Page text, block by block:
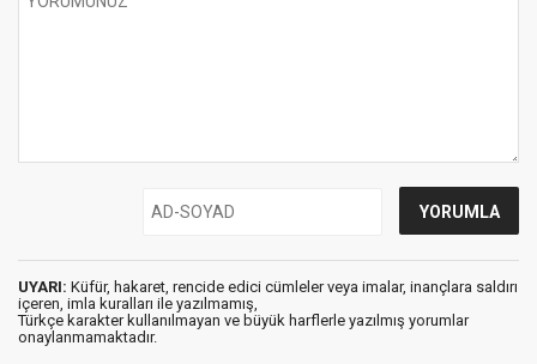
UYARI: Küfür, hakaret, rencide edici cümleler veya imalar, inançlara saldırı
içeren, imla kuralları ile yazılmamış,
Türkçe karakter kullanılmayan ve büyük harflerle yazılmış yorumlar
onaylanmamaktadır.